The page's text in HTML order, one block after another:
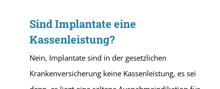
Sind Implantate eine
Kassenleistung?
Nein, Implantate sind in der gesetzlichen
Krankenversicherung keine Kassenleistung, es sei